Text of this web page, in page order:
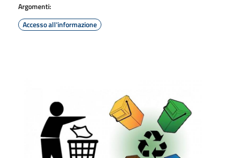
Argomenti:
Accesso all'informazione